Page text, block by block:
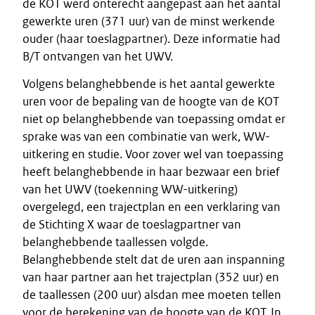
de KOT werd onterecht aangepast aan het aantal
gewerkte uren (371 uur) van de minst werkende
ouder (haar toeslagpartner). Deze informatie had
B/T ontvangen van het UWV.
Volgens belanghebbende is het aantal gewerkte
uren voor de bepaling van de hoogte van de KOT
niet op belanghebbende van toepassing omdat er
sprake was van een combinatie van werk, WW-
uitkering en studie. Voor zover wel van toepassing
heeft belanghebbende in haar bezwaar een brief
van het UWV (toekenning WW-uitkering)
overgelegd, een trajectplan en een verklaring van
de Stichting X waar de toeslagpartner van
belanghebbende taallessen volgde.
Belanghebbende stelt dat de uren aan inspanning
van haar partner aan het trajectplan (352 uur) en
de taallessen (200 uur) alsdan mee moeten tellen